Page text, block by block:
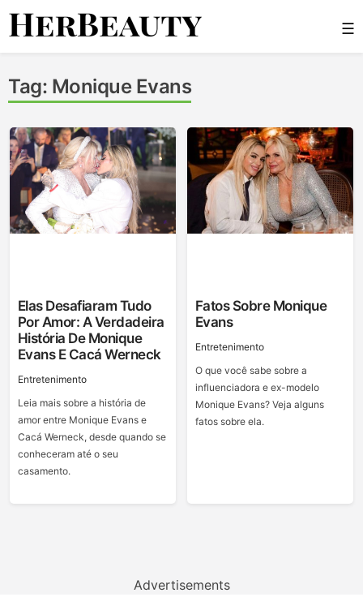
Skip
☰
Tag: Monique Evans
Elas Desafiaram Tudo
Por Amor: A Verdadeira
História De Monique
Evans E Cacá Werneck
Entretenimento
Leia mais sobre a história de
amor entre Monique Evans e
Cacá Werneck, desde quando se
conheceram até o seu
casamento.
Fatos Sobre Monique
Evans
Entretenimento
O que você sabe sobre a
influenciadora e ex-modelo
Monique Evans? Veja alguns
fatos sobre ela.
Advertisements